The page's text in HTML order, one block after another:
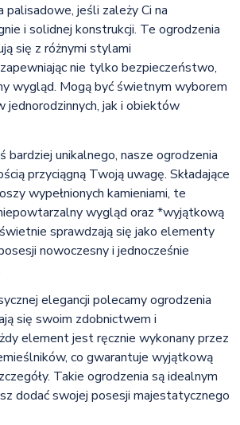
jeśli zależy Ci na
i solidnej konstrukcji. Te ogrodzenia
się z różnymi stylami
nie tylko bezpieczeństwo,
wygląd. Mogą być świetnym wyborem
jednorodzinnych, jak i obiektów
bardziej unikalnego, nasze ogrodzenia
przyciągną Twoją uwagę. Składające
wypełnionych kamieniami, te
wygląd oraz *wyjątkową
sprawdzają się jako elementy
nowoczesny i jednocześnie
elegancji polecamy ogrodzenia
się swoim zdobnictwem i
element jest ręcznie wykonany przez
co gwarantuje wyjątkową
Takie ogrodzenia są idealnym
dodać swojej posesji majestatycznego